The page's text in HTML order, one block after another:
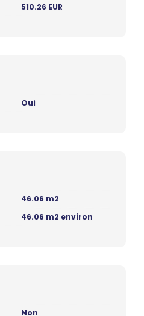
510.26 EUR
Oui
46.06 m2
46.06 m2 environ
Non